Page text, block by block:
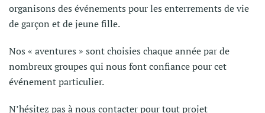
organisons des événements pour les enterrements de vie
de garçon et de jeune fille.
Nos « aventures » sont choisies chaque année par de
nombreux groupes qui nous font confiance pour cet
événement particulier.
N’hésitez pas à nous contacter pour tout projet